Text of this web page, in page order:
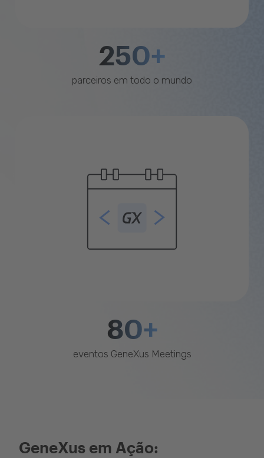
250+
parceiros em todo o mundo
80+
eventos GeneXus Meetings
GeneXus em Ação: